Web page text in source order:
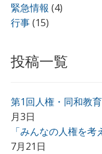
緊急情報 (4)
行事(15)
投稿一覧
第1回人権・同和教
月3日
「みんなの人権を考
7月21日